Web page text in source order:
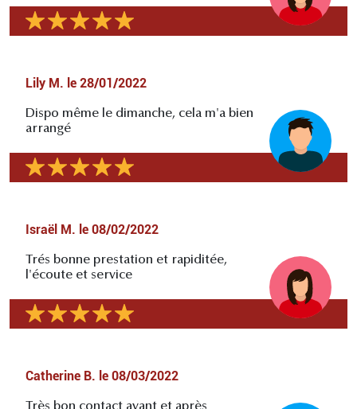
Lily M. le 28/01/2022
Dispo même le dimanche, cela m'a bien
arrangé
Israël M. le 08/02/2022
Trés bonne prestation et rapiditée,
l'écoute et service
Catherine B. le 08/03/2022